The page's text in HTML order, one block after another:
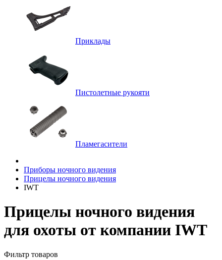
Приклады
Пистолетные рукояти
Пламегасители
Приборы ночного видения
Прицелы ночного видения
IWT
Прицелы ночного видения
для охоты от компании IWT
Фильтр товаров